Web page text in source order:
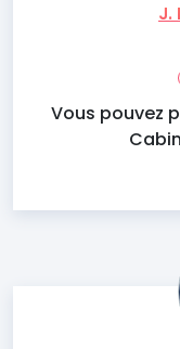
J.
Vous pouvez